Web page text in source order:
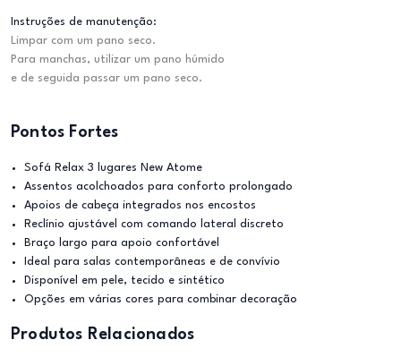
Instruções de manutenção:
Limpar com um pano seco.
Para manchas, utilizar um pano húmido
e de seguida passar um pano seco.
Pontos Fortes
Sofá Relax 3 lugares New Atome
Assentos acolchoados para conforto prolongado
Apoios de cabeça integrados nos encostos
Reclínio ajustável com comando lateral discreto
Braço largo para apoio confortável
Ideal para salas contemporâneas e de convívio
Disponível em pele, tecido e sintético
Opções em várias cores para combinar decoração
Produtos Relacionados